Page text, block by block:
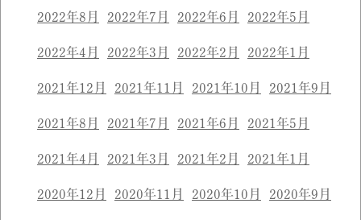
2022年8月 2022年7月 2022年6月 2022年5月
2022年4月 2022年3月 2022年2月 2022年1月
2021年12月 2021年11月 2021年10月 2021年9月
2021年8月 2021年7月 2021年6月 2021年5月
2021年4月 2021年3月 2021年2月 2021年1月
2020年12月 2020年11月 2020年10月 2020年9月